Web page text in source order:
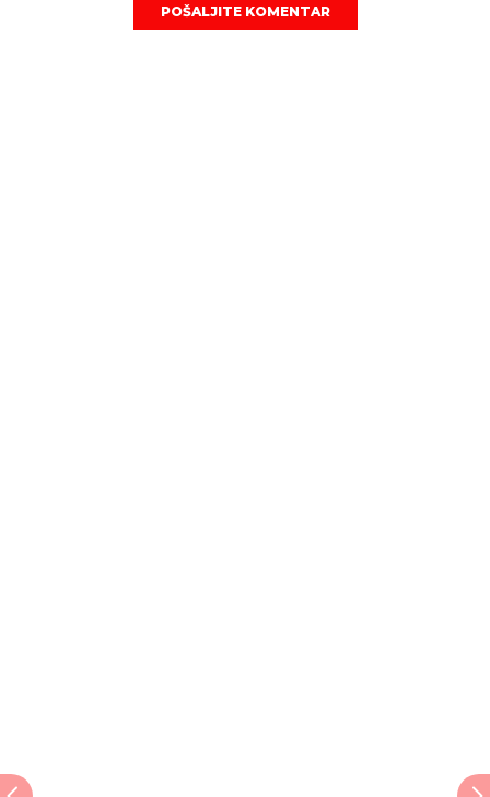
POŠALJITE KOMENTAR